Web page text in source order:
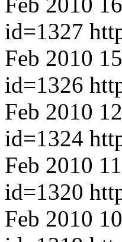
id=1327
Feb 2010
id=1326
Feb 2010
id=1324
Feb 2010
id=1320
Feb 2010